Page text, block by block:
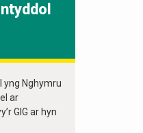
yng Nghymru
ar
GIG ar hyn